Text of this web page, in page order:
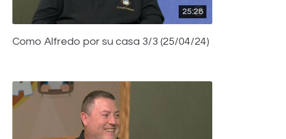
25:28
Como Alfredo por su casa 3/3 (25/04/24)